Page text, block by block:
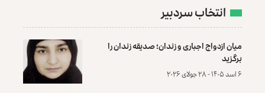
انتخاب سردبیر
میان ازدواج اجباری و زندان؛ صدیقه زندان را
برگزید
۶ اسد ۱۴۰۵ - ۲۸ جولای ۲۰۲۶